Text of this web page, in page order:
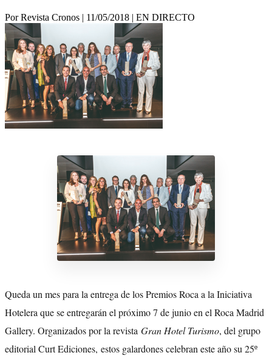
Por Revista Cronos | 11/05/2018 | EN DIRECTO
Queda un mes para la entrega de los Premios Roca a la Iniciativa
Hotelera que se entregarán el próximo 7 de junio en el Roca Madrid
Gallery. Organizados por la revista Gran Hotel Turismo, del grupo
editorial Curt Ediciones, estos galardones celebran este año su 25º